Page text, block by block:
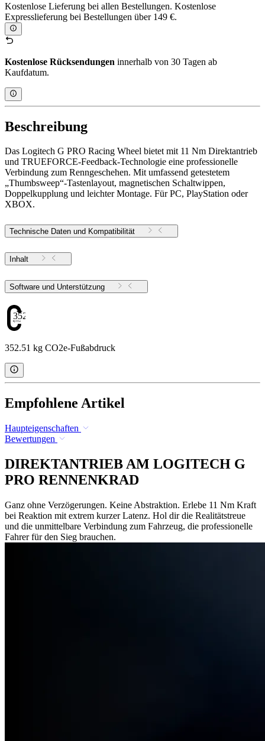
Kostenlose Lieferung bei allen Bestellungen. Kostenlose
Expresslieferung bei Bestellungen über 149 €.
Kostenlose Rücksendungen innerhalb von 30 Tagen ab
Kaufdatum.
Beschreibung
Das Logitech G PRO Racing Wheel bietet mit 11 Nm Direktantrieb
und TRUEFORCE-Feedback-Technologie eine professionelle
Verbindung zum Renngeschehen. Mit umfassend getestetem
„Thumbsweep“-Tastenlayout, magnetischen Schaltwippen,
Doppelkupplung und leichter Montage. Für PC, PlayStation oder
XBOX.
Technische Daten und Kompatibilität
Inhalt
Software und Unterstützung
352.51
352.51 kg CO2e-Fußabdruck
Empfohlene Artikel
Haupteigenschaften
Bewertungen
DIREKTANTRIEB AM LOGITECH G
PRO RENNENKRAD
Ganz ohne Verzögerungen. Keine Abstraktion. Erlebe 11 Nm Kraft
bei Reaktion mit extrem kurzer Latenz. Hol dir die Realitätstreue
und die unmittelbare Verbindung zum Fahrzeug, die professionelle
Fahrer für den Sieg brauchen.